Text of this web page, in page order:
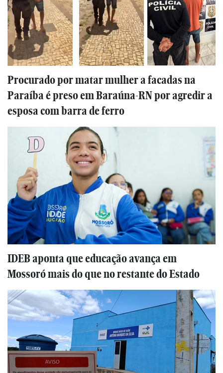
Procurado por matar mulher a facadas na
Paraíba é preso em Baraúna-RN por agredir a
esposa com barra de ferro
IDEB aponta que educação avança em
Mossoró mais do que no restante do Estado